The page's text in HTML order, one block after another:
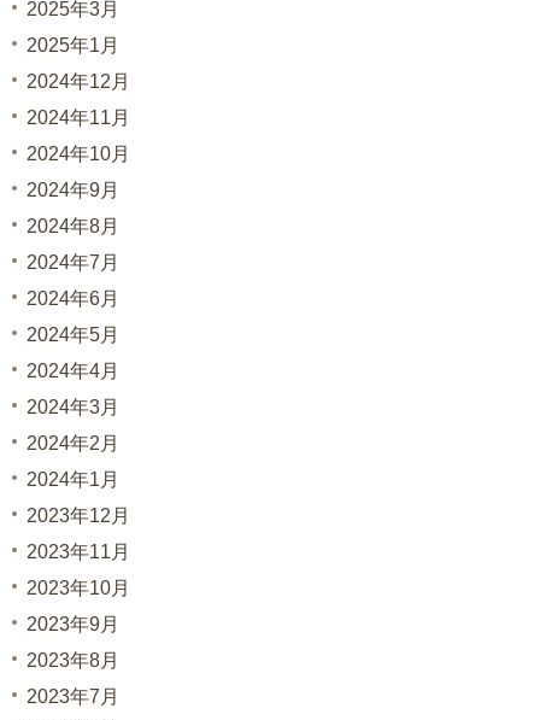
2025年3月
2025年1月
2024年12月
2024年11月
2024年10月
2024年9月
2024年8月
2024年7月
2024年6月
2024年5月
2024年4月
2024年3月
2024年2月
2024年1月
2023年12月
2023年11月
2023年10月
2023年9月
2023年8月
2023年7月